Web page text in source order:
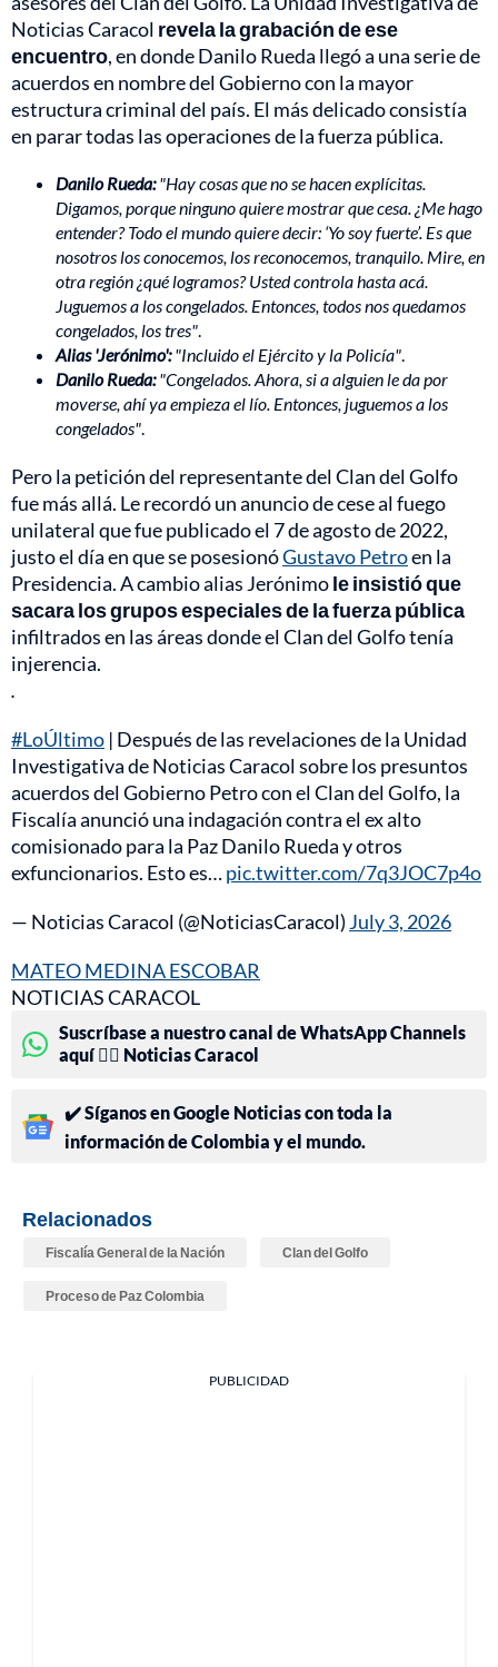
Noticias Caracol revela la grabación de ese
encuentro, en donde Danilo Rueda llegó a una serie de
acuerdos en nombre del Gobierno con la mayor
estructura criminal del país. El más delicado consistía
en parar todas las operaciones de la fuerza pública.
Danilo Rueda: "Hay cosas que no se hacen explícitas.
Digamos, porque ninguno quiere mostrar que cesa. ¿Me hago
entender? Todo el mundo quiere decir: ‘Yo soy fuerte’. Es que
nosotros los conocemos, los reconocemos, tranquilo. Mire, en
otra región ¿qué logramos? Usted controla hasta acá.
Juguemos a los congelados. Entonces, todos nos quedamos
congelados, los tres".
Alias 'Jerónimo': "Incluido el Ejército y la Policía".
Danilo Rueda: "Congelados. Ahora, si a alguien le da por
moverse, ahí ya empieza el lío. Entonces, juguemos a los
congelados".
Pero la petición del representante del Clan del Golfo
fue más allá. Le recordó un anuncio de cese al fuego
unilateral que fue publicado el 7 de agosto de 2022,
justo el día en que se posesionóGustavo Petroen la
Presidencia. A cambio alias Jerónimole insistió que
sacara los grupos especiales de la fuerza pública
infiltrados en las áreas donde el Clan del Golfo tenía
injerencia.
.
#LoÚltimo | Después de las revelaciones de la Unidad
Investigativa de Noticias Caracol sobre los presuntos
acuerdos del Gobierno Petro con el Clan del Golfo, la
Fiscalía anunció una indagación contra el ex alto
comisionado para la Paz Danilo Rueda y otros
exfuncionarios. Esto es…pic.twitter.com/7q3JOC7p4o
— Noticias Caracol (@NoticiasCaracol) July 3, 2026
MATEO MEDINA ESCOBAR
NOTICIAS CARACOL
Suscríbase a nuestro canal de WhatsApp Channels
aquí 👉🏻 Noticias Caracol
✔️ Síganos en Google Noticias con toda la
información de Colombia y el mundo.
Relacionados
Fiscalía General de la Nación Clan del Golfo
Proceso de Paz Colombia
PUBLICIDAD